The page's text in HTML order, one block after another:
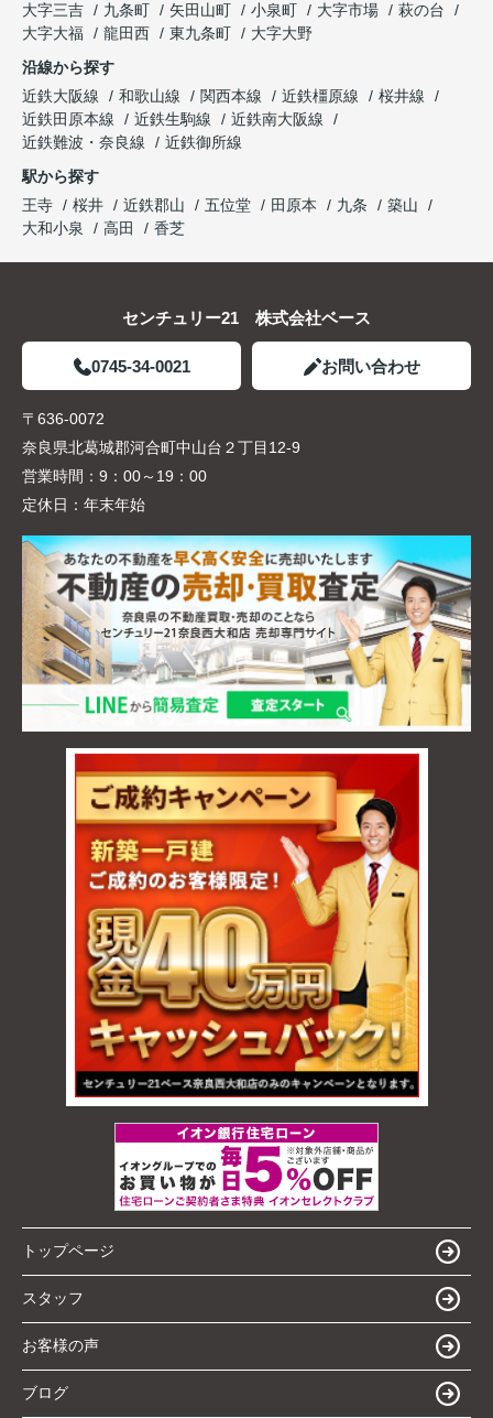
大字三吉
九条町 矢田山町 小泉町 大字市場
萩の台
大字大福
龍田西 東九条町
大字大野
沿線から探す
近鉄大阪線
和歌山線 関西本線 近鉄橿原線
桜井線
近鉄田原本線
近鉄生駒線
近鉄南大阪線
近鉄難波・奈良線
近鉄御所線
駅から探す
王寺
桜井 近鉄郡山 五位堂 田原本 九条
築山
大和小泉
高田 香芝
センチュリー21 株式会社ベース
0745-34-0021 お問い合わせ
〒636-0072
奈良県北葛城郡河合町中山台２丁目12-9
営業時間： 9：00～19：00
定休日： 年末年始
トップページ
スタッフ
お客様の声
ブログ